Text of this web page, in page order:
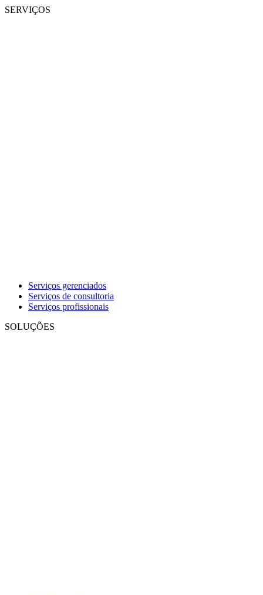
SERVIÇOS
Serviços gerenciados
Serviços de consultoria
Serviços profissionais
SOLUÇÕES